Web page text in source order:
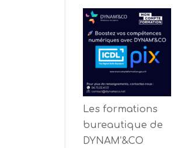
Les formations
bureautique de
DYNAM’&CO